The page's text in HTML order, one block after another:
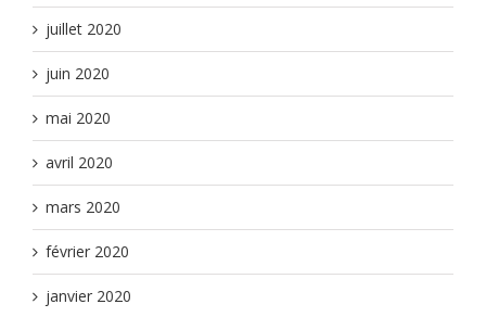
juillet 2020
juin 2020
mai 2020
avril 2020
mars 2020
février 2020
janvier 2020